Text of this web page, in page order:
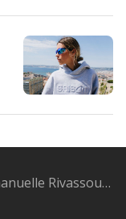
Le secret d’Emmanuelle Rivassoux pour choisir et dresser une jolie table